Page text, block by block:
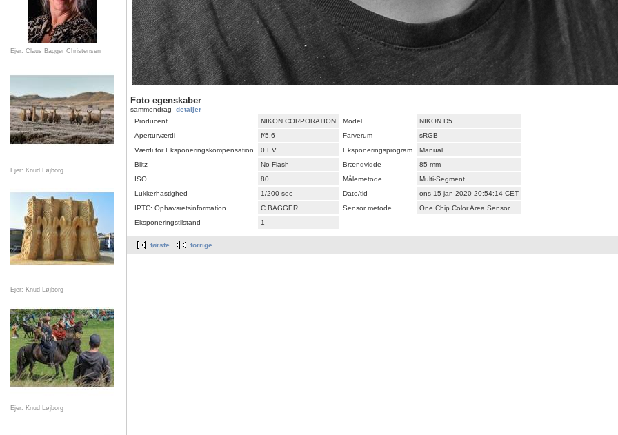
Ejer: Claus Bagger Christensen
Ejer: Knud Løjborg
Ejer: Knud Løjborg
Ejer: Knud Løjborg
Foto egenskaber
sammendrag detaljer
Producent
NIKON CORPORATION Model
NIKON D5
Aperturværdi
f/5,6 Farverum
sRGB
Værdi for Eksponeringskompensation
0 EV Eksponeringsprogram
Manual
Blitz
No Flash Brændvidde
85 mm
ISO
80 Målemetode
Multi-Segment
Lukkerhastighed
1/200 sec Dato/tid
ons 15 jan 2020 20:54:14 CET
IPTC: Ophavsretsinformation
C.BAGGER Sensor metode
One Chip Color Area Sensor
Eksponeringstilstand
1
første forrige